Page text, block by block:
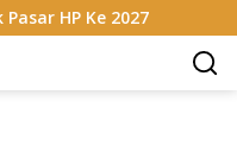
HP Ke 2027